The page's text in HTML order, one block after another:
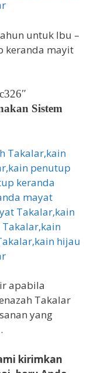
untuk Ibu –
keranda mayit
Sistem
apabila
Takalar
yang
kirimkan